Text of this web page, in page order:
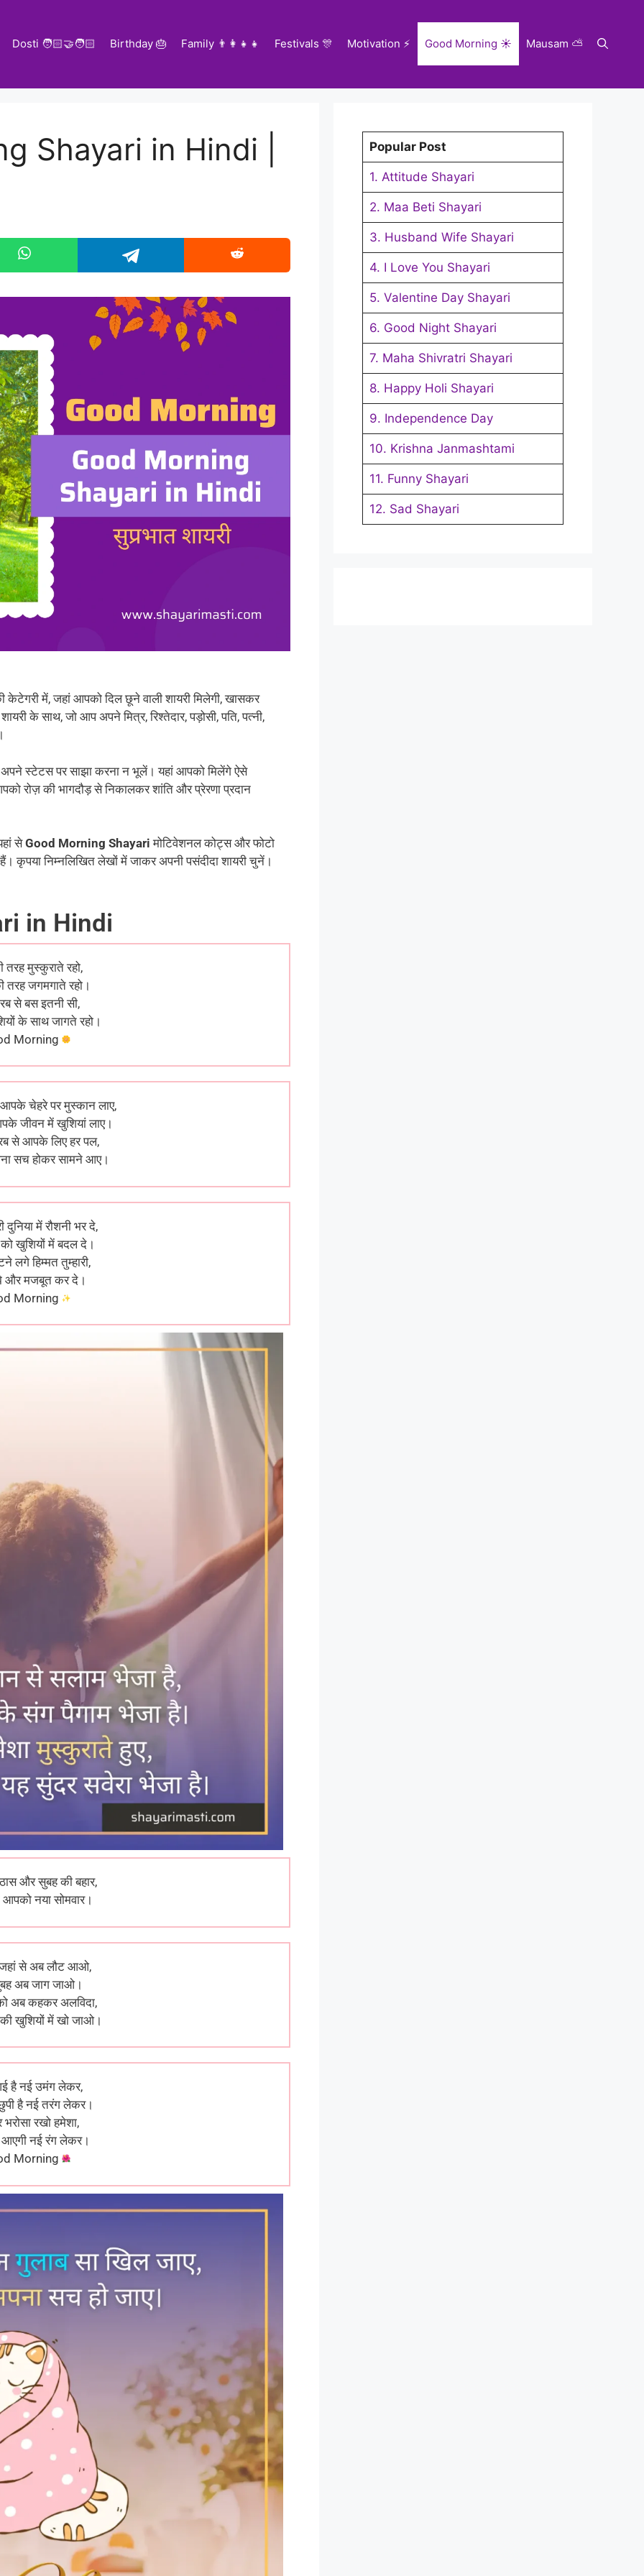
Dosti 🧑🏻‍🤝‍🧑🏻 Birthday 🎂 Family 👨‍👩‍👧‍👧 Festivals 🎊 Motivation ⚡ Good Morning ☀️ Mausam ⛅
Shayari in Hindi |
केटेगरी में, जहां आपको दिल छूने वाली शायरी मिलेगी, खासकर
के साथ, जो आप अपने मित्र, रिश्तेदार, पड़ोसी, पति, पत्नी,
स्टेटस पर साझा करना न भूलें। यहां आपको मिलेंगे ऐसे
रोज़ की भागदौड़ से निकालकर शांति और प्रेरणा प्रदान
सेGood Morning Shayari मोटिवेशनल कोट्स और फोटो
कृपया निम्नलिखित लेखों में जाकर अपनी पसंदीदा शायरी चुनें।
in Hindi
तरह मुस्कुराते रहो,
तरह जगमगाते रहो।
से बस इतनी सी,
के साथ जागते रहो।
Morning
चेहरे पर मुस्कान लाए,
जीवन में खुशियां लाए।
से आपके लिए हर पल,
सच होकर सामने आए।
दुनिया में रौशनी भर दे,
खुशियों में बदल दे।
लगे हिम्मत तुम्हारी,
और मजबूत कर दे।
Morning
और सुबह की बहार,
आपको नया सोमवार।
से अब लौट आओ,
अब जाग जाओ।
अब कहकर अलविदा,
खुशियों में खो जाओ।
है नई उमंग लेकर,
है नई तरंग लेकर।
रखो हमेशा,
आएगी नई रंग लेकर।
Morning
Popular Post
1. Attitude Shayari
2. Maa Beti Shayari
3. Husband Wife Shayari
4. I Love You Shayari
5. Valentine Day Shayari
6. Good Night Shayari
7. Maha Shivratri Shayari
8. Happy Holi Shayari
9. Independence Day
10. Krishna Janmashtami
11. Funny Shayari
12. Sad Shayari